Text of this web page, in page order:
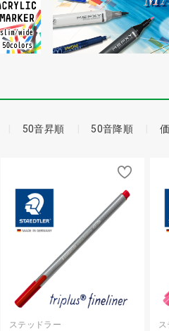
50音昇順 50音降順
ステッドラー